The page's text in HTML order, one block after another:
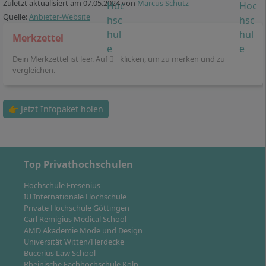
Business Consulting, Smart Factory, No-Frills Software
Engineering, Mobile Software Engineering, Software
Engineering with Python, Augmented, Mixed und
Virtual Reality, Salesforce Platform Development,
Salesforce Platform Management, International
Prozesse, Organisationsentwicklung und Change,
So flexibel ist die Regelstudienzeit im
Fernstudium Wirtschaftsinformatik
Zuletzt aktualisiert am 07.05.2024von Marcus Schütz
Quelle:Anbieter-Website
Merkzettel
Dein Merkzettel ist leer. Auf
klicken, um zu merken und zu
vergleichen.
👉 Jetzt Infopaket holen
Top Privathochschulen
Hochschule Fresenius
IU Internationale Hochschule
Private Hochschule Göttingen
Carl Remigius Medical School
AMD Akademie Mode und Design
Universität Witten/Herdecke
Bucerius Law School